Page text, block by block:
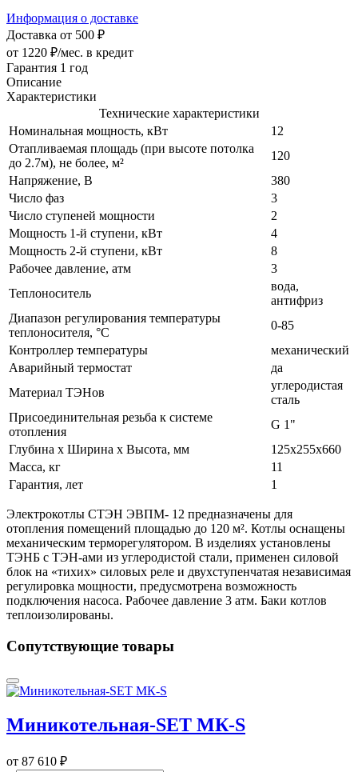
Информация о доставке
Доставка от 500 ₽
от 1220 ₽/мес. в кредит
Гарантия 1 год
Описание
Характеристики
Технические характеристики
Номинальная мощность, кВт
12
Отапливаемая площадь (при высоте потолка
до 2.7м), не более, м²
120
Напряжение, В
380
Число фаз
3
Число ступеней мощности
2
Мощность 1-й ступени, кВт
4
Мощность 2-й ступени, кВт
8
Рабочее давление, атм
3
Теплоноситель
вода,
антифриз
Диапазон регулирования температуры
теплоносителя, °С
0-85
Контроллер температуры
механический
Аварийный термостат
да
Материал ТЭНов
углеродистая
сталь
Присоединительная резьба к системе
отопления
G 1"
Глубина х Ширина х Высота, мм
125х255х660
Масса, кг
11
Гарантия, лет
1
Электрокотлы СТЭН ЭВПМ- 12 предназначены для
отопления помещений площадью до 120 м². Котлы оснащены
механическим терморегулятором. В изделиях установлены
ТЭНБ с ТЭН-ами из углеродистой стали, применен силовой
блок на «тихих» силовых реле и двухступенчатая независимая
регулировка мощности, предусмотрена возможность
подключения насоса. Рабочее давление 3 атм. Баки котлов
теплоизолированы.
Сопутствующие товары
Миникотельная-SET МК-S
от 87 610 ₽